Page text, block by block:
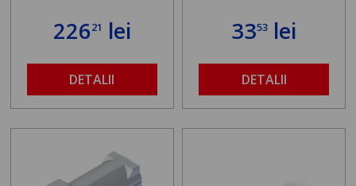
22621 lei
DETALII
3353 lei
DETALII